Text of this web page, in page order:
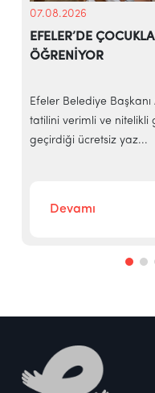
07.08.2026
EFELER’DE
ÖĞRENİYOR
Efeler Belediye Başkanı
tatilini verimli ve nitelikli
geçirdiği ücretsiz yaz...
Devamı